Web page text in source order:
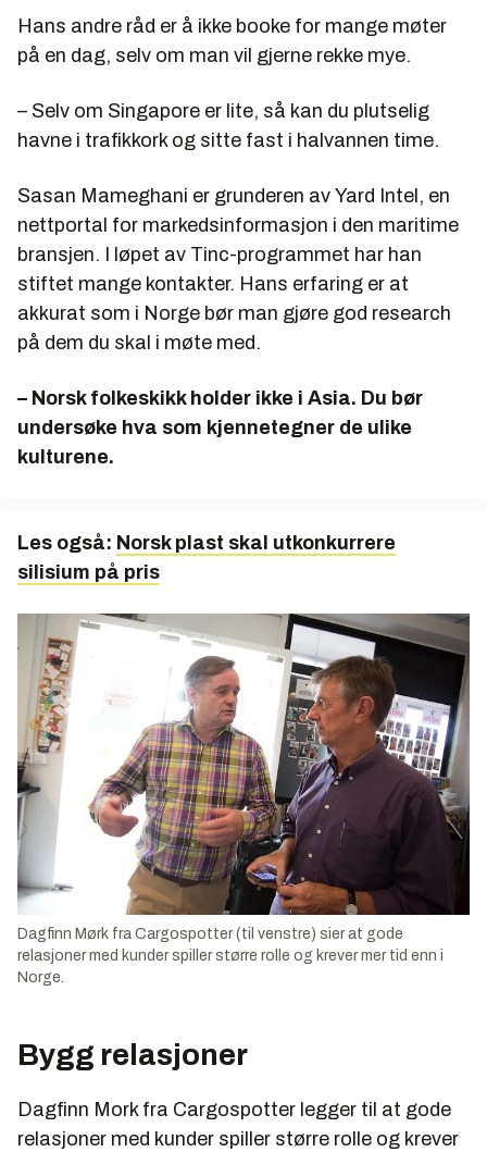
Hans andre råd er å ikke booke for mange møter
på en dag, selv om man vil gjerne rekke mye.
– Selv om Singapore er lite, så kan du plutselig
havne i trafikkork og sitte fast i halvannen time.
Sasan Mameghani er grunderen av Yard Intel, en
nettportal for markedsinformasjon i den maritime
bransjen. I løpet av Tinc-programmet har han
stiftet mange kontakter. Hans erfaring er at
akkurat som i Norge bør man gjøre god research
på dem du skal i møte med.
– Norsk folkeskikk holder ikke i Asia. Du bør
undersøke hva som kjennetegner de ulike
kulturene.
Les også: Norsk plast skal utkonkurrere
silisium på pris
Dagfinn Mørk fra Cargospotter (til venstre) sier at gode
relasjoner med kunder spiller større rolle og krever mer tid enn i
Norge.
Bygg relasjoner
Dagfinn Mork fra Cargospotter legger til at gode
relasjoner med kunder spiller større rolle og krever